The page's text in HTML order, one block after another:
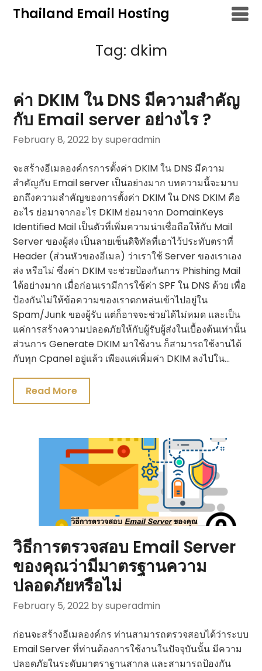
SkipThailand Email Hosting
Tag: dkim
ค่า DKIM ใน DNS มีความสำคัญ
กับ Email server อย่างไร ?
February 8, 2022 by superadmin
จะสร้างอีเมลองค์กรการตั้งค่า DKIM ใน DNS มีความ
สำคัญกับ Email server เป็นอย่างมาก บทความนี้จะมาบ
อกถึงความสำคัญของการตั้งค่า DKIM ใน DNS DKIM คือ
อะไร ย่อมาจากอะไร DKIM ย่อมาจาก DomainKeys
Identified Mail เป็นตัวที่เพิ่มความน่าเชื่อถือให้กับ Mail
Server ของผู้ส่ง เป็นลายเซ็นดิจิทัลที่เอาไว้ประทับตราที่
Header (ส่วนหัวของอีเมล) ว่าเราใช้ Server ของเราเอง
ส่ง หรือไม่ ซึ่งค่า DKIM จะช่วยป้องกันการ Phishing Mail
ได้อย่างมาก เมื่อก่อนเรามีการใช้ค่า SPF ใน DNS ด้วย เพื่อ
ป้องกันไม่ให้ข้อความของเราตกหล่นเข้าไปอยู่ใน
Spam/Junk ของผู้รับ แต่ก็อาจจะช่วยได้ไม่หมด และเป็น
แค่การสร้างความปลอดภัยให้กับผู้รับผู้ส่งในเบื้องต้นเท่านั้น
ส่วนการ Generate DKIM มาใช้งาน ก็สามารถใช้งานได้
กับทุก Cpanel อยู่แล้ว เพียงแค่เพิ่มค่า DKIM ลงไปใน…
Read More
วิธีการตรวจสอบ Email Server
ของคุณว่ามีมาตรฐานความ
ปลอดภัยหรือไม่
February 5, 2022 by superadmin
ก่อนจะสร้างอีเมลองค์กร ท่านสามารถตรวจสอบได้ว่าระบบ
Email Server ที่ท่านต้องการใช้งานในปัจจุบันนั้น มีความ
ปลอดภัยในระดับมาตราฐานสากล และสามารถป้องกัน